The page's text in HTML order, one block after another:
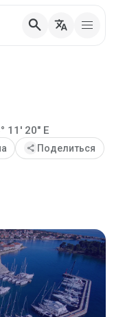
search translate
11' 20" E
share Поделиться